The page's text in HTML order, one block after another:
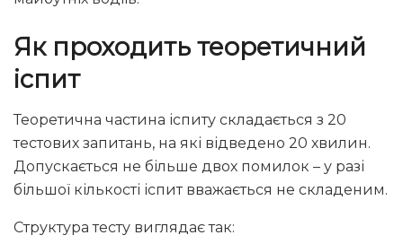
Як проходить теоретичний
іспит
Теоретична частина іспиту складається з 20
тестових запитань, на які відведено 20 хвилин.
Допускається не більше двох помилок – у разі
більшої кількості іспит вважається не складеним.
Структура тесту виглядає так: